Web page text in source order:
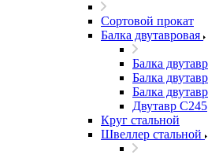
Сортовой прокат
Балка двутавровая
Балка
Балка
Балка
Двутавр С245
Круг стальной
Швеллер стальной